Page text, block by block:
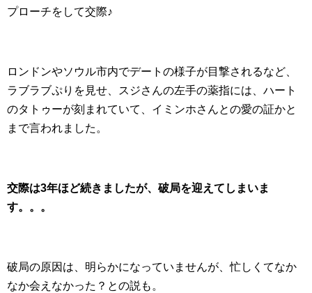
プローチをして交際♪
ロンドンやソウル市内でデートの様子が目撃されるなど、
ラブラブぷりを見せ、スジさんの左手の薬指には、ハート
のタトゥーが刻まれていて、イミンホさんとの愛の証かと
まで言われました。
交際は3年ほど続きましたが、破局を迎えてしまいま
す。。。
破局の原因は、明らかになっていませんが、忙しくてなか
なか会えなかった？との説も。